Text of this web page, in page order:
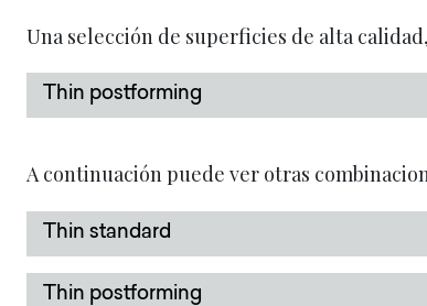
Una selección de superficies de alta
Thin postforming
A continuación puede ver otras
Thin standard
Thin postforming